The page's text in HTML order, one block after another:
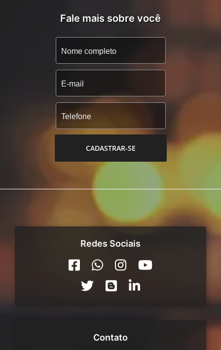
Fale mais sobre você
CADASTRAR-SE
Redes Sociais
Contato